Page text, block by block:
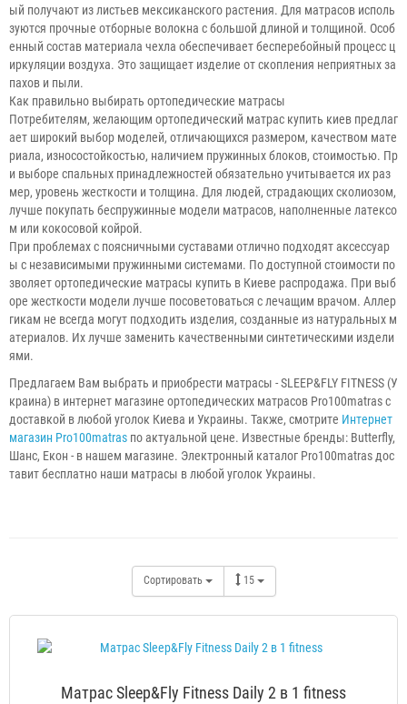
ый получают из листьев мексиканского растения. Для матрасов исполь
зуются прочные отборные волокна с большой длиной и толщиной. Особ
енный состав материала чехла обеспечивает бесперебойный процесс ц
иркуляции воздуха. Это защищает изделие от скопления неприятных за
пахов и пыли.
Как правильно выбирать ортопедические матрасы
Потребителям, желающим ортопедический матрас купить киев предлаг
ает широкий выбор моделей, отличающихся размером, качеством мате
риала, износостойкостью, наличием пружинных блоков, стоимостью. Пр
и выборе спальных принадлежностей обязательно учитывается их раз
мер, уровень жесткости и толщина. Для людей, страдающих сколиозом,
лучше покупать беспружинные модели матрасов, наполненные латексо
м или кокосовой койрой.
При проблемах с поясничными суставами отлично подходят аксессуар
ы с независимыми пружинными системами. По доступной стоимости по
зволяет ортопедические матрасы купить в Киеве распродажа. При выб
оре жесткости модели лучше посоветоваться с лечащим врачом. Аллер
гикам не всегда могут подходить изделия, созданные из натуральных м
атериалов. Их лучше заменить качественными синтетическими издели
ями.
Предлагаем Вам выбрать и приобрести матрасы - SLEEP&FLY FITNESS (У
краина) в интернет магазине ортопедических матрасов Pro100matras с
доставкой в любой уголок Киева и Украины. Также, смотрите Интернет
магазин Pro100matras по актуальной цене. Известные бренды: Butterfly,
Шанс, Екон - в нашем магазине. Электронный каталог Pro100matras дос
тавит бесплатно наши матрасы в любой уголок Украины.
Сортировать 15
Матрас Sleep&Fly Fitness Daily 2 в 1 fitness